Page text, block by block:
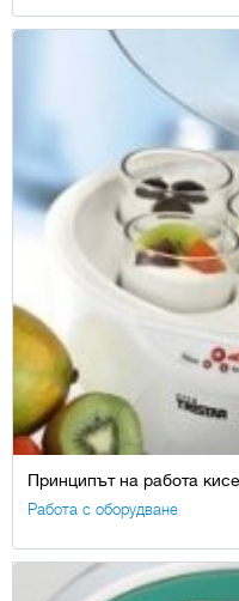
Принципът на работа
Работа с оборудване